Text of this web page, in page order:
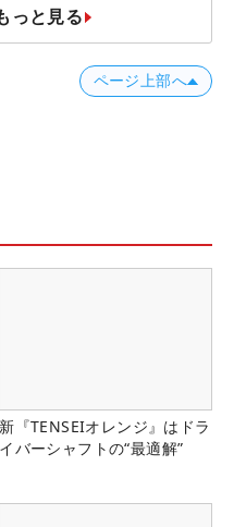
っと見る
ページ上部へ
新『TENSEIオレンジ』はドラ
イバーシャフトの“最適解”